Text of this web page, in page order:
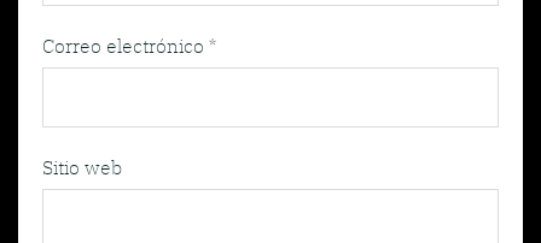
Correo electrónico *
Sitio web